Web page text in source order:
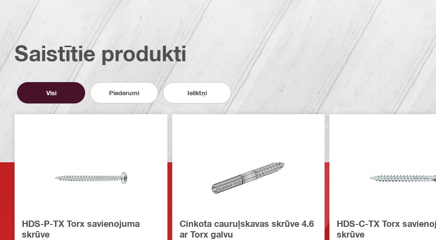
Saistītie produkti
Visi Piederumi Ieliktņi
HDS-P-TX Torx savienojuma
skrūve
Cinkota cauruļskavas skrūve 4.6
ar Torx galvu
HDS-C-TX Torx
skrūve